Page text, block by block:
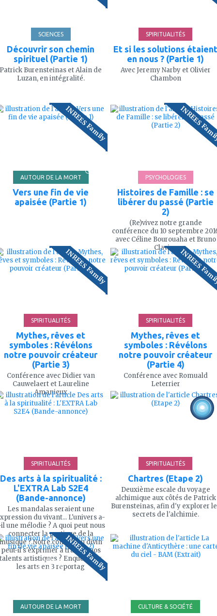
SCIENCES
Découvrir son chemin
spirituel (Partie 1)
Patrick Burensteinas et Alain de
Luzan, en intégralité.
SPIRITUALITÉS
Et si les solutions étaient
en nous ? (Partie 1)
Avec Jeremy Narby et Olivier
Chambon
à
mes
INREES Family
AUTOUR DE LA MORT
Vers une fin de vie
apaisée (Partie 1)
à
mes
INREES
PSYCHOLOGIES
Histoires de Famille : se
libérer du passé (Partie
2)
(Re)vivez notre grande
conférence du 10 septembre
avec Céline Bourouaha et Bruno
Clavier.
à
mes
favoris
INREES Family
SPIRITUALITÉS
Mythes, rêves et
symboles : Révélons
notre pouvoir créateur
(Partie 3)
Conférence avec Didier van
Cauwelaert et Laureline
Amanieux
à
mes
favoris
INREES
SPIRITUALITÉS
Mythes, rêves et
symboles : Révélons
notre pouvoir créateur
(Partie 4)
Conférence avec Romuald
Leterrier
ajouter
à
mes
favoris
SPIRITUALITÉS
Des arts à la spiritualité :
L'EXTRA Lab S2E4
(Bande-annonce)
Les mandalas seraient une
du vivant... L'univers a-
une mélodie ? A quoi peut nous
connecter la pratique de la
? Notre contact au divin
peut-il s'exprimer à travers nos
talents artistiques ? Enquête sur
les arts en 3 reportag
à
SPIRITUALITÉS
Chartres (Etape 2)
Deuxième escale du voyage
alchimique aux côtés de Patrick
Burensteinas, afin d'y explorer
secrets de l'alchimie.
ajouter
à
mes
favoris
INREES Family
AUTOUR DE LA MORT
mes
favoris
CULTURE & SOCIÉTÉ